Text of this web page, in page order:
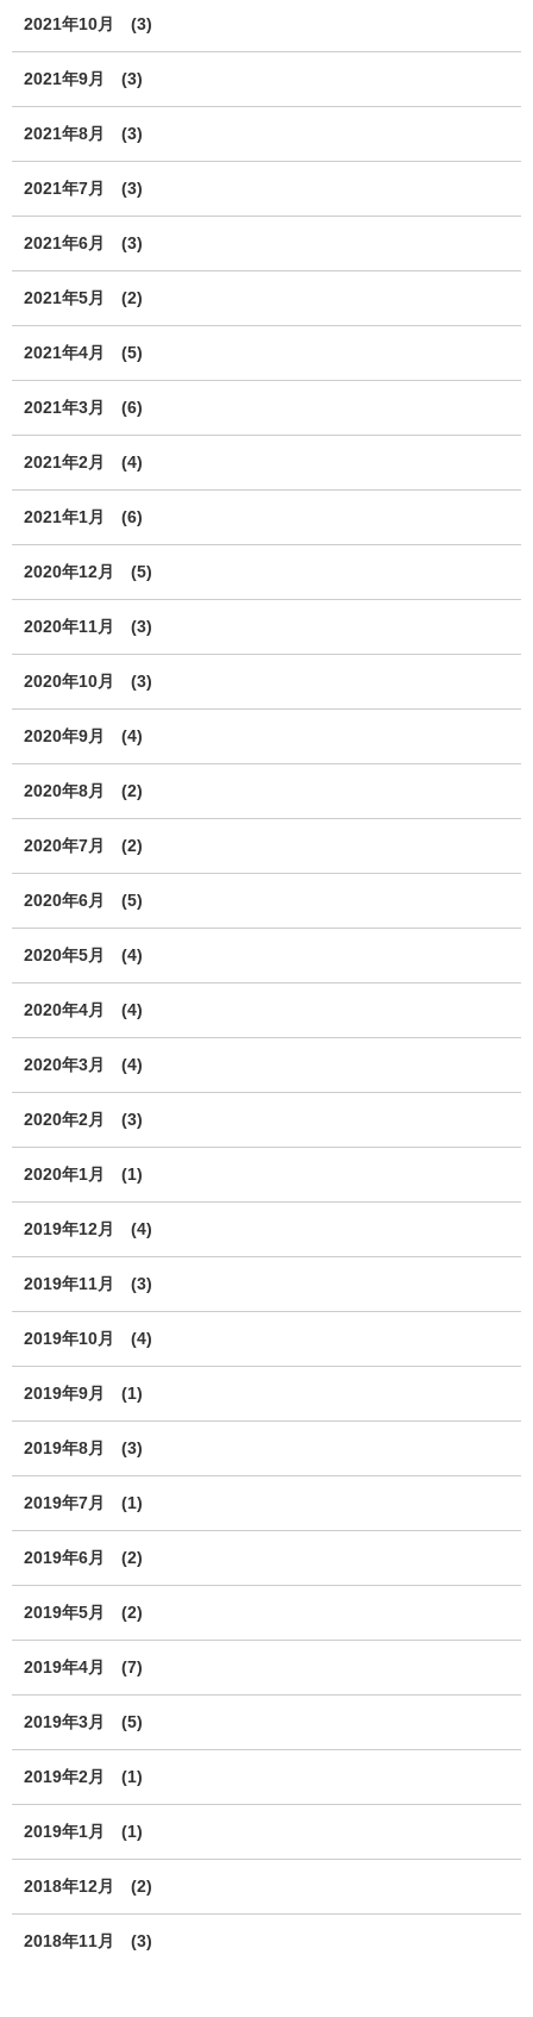
2021年10月 (3)
2021年9月 (3)
2021年8月 (3)
2021年7月 (3)
2021年6月 (3)
2021年5月 (2)
2021年4月 (5)
2021年3月 (6)
2021年2月 (4)
2021年1月 (6)
2020年12月 (5)
2020年11月 (3)
2020年10月 (3)
2020年9月 (4)
2020年8月 (2)
2020年7月 (2)
2020年6月 (5)
2020年5月 (4)
2020年4月 (4)
2020年3月 (4)
2020年2月 (3)
2020年1月 (1)
2019年12月 (4)
2019年11月 (3)
2019年10月 (4)
2019年9月 (1)
2019年8月 (3)
2019年7月 (1)
2019年6月 (2)
2019年5月 (2)
2019年4月 (7)
2019年3月 (5)
2019年2月 (1)
2019年1月 (1)
2018年12月 (2)
2018年11月 (3)